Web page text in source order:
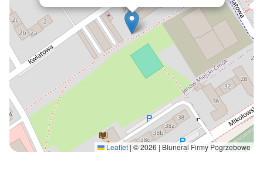
Leaflet |© 2026 | Bluneral Firmy Pogrzebowe